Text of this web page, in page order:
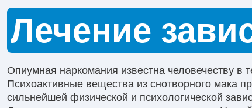
Коды МКБ-10 в наркологии
Кодирование от алкоголизма
Психиатрия
Наркологическая помощь
Реабилитация
Капельницы
Лечение
Опиумная наркомания известна человечеству в
Психоактивные вещества из снотворного мака
сильнейшей физической и психологической